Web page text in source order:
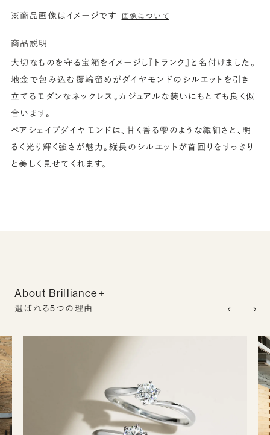
※商品画像はイメージです 画像について
商品説明
大切なものを守る宝箱をイメージし『トランク』と名付けました。
地金で包み込む覆輪留めがダイヤモンドのシルエットを引き
立てるモダンなネックレス。カジュアルな装いにもとても良く似
合います。
ペアシェイプダイヤモンドは、甘く香る雫のような繊細さと、明
るく光り輝く強さが魅力。縦長のシルエットが首回りをすっきり
と美しく見せてくれます。
About Brilliance+
選ばれる5つの理由